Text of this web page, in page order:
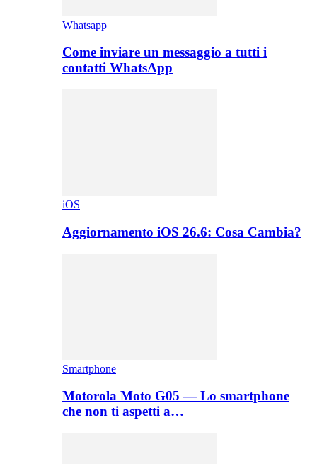
Whatsapp
Come inviare un messaggio a tutti i
contatti WhatsApp
iOS
Aggiornamento iOS 26.6: Cosa Cambia?
Smartphone
Motorola Moto G05 — Lo smartphone
che non ti aspetti a…